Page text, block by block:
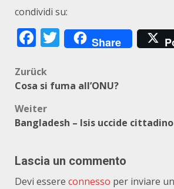
condividi su:
Facebook
Twitter
Share
Beitragsnavigation
Zurück
Cosa si fuma all’ONU?
Weiter
Bangladesh – Isis uccide
Lascia un commento
Devi essere connesso per inviare